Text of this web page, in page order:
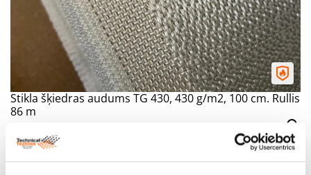
Stikla šķiedras audums TG 430, 430 g/m2, 100 cm. Rullis
86 m
Cena līdz: 364.21€ *